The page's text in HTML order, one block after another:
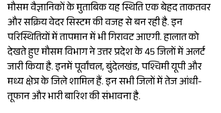
मौसम वैज्ञानिकों के मुताबिक यह स्थिति एक बेहद ताकतवर
और सक्रिय वेदर सिस्टम की वजह से बन रही है. इन
परिस्थितियों में तापमान में भी गिरावट आएगी. हालात को
देखते हुए मौसम विभाग ने उत्तर प्रदेश के 45 जिलों में अलर्ट
जारी किया है. इनमें पूर्वांचल, बुंदेलखंड, पश्चिमी यूपी और
मध्य क्षेत्र के जिले शामिल हैं. इन सभी जिलों में तेज आंधी-
तूफान और भारी बारिश की संभावना है.